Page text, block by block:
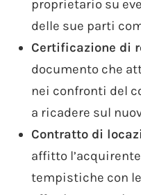
proprietario su
delle sue parti
Certificazione di
documento che
nei confronti del
a ricadere sul
Contratto di
affitto
tempistiche con